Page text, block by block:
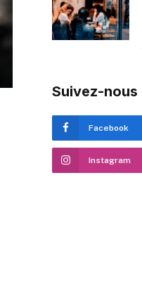
Suivez-nous
Facebook
Instagram